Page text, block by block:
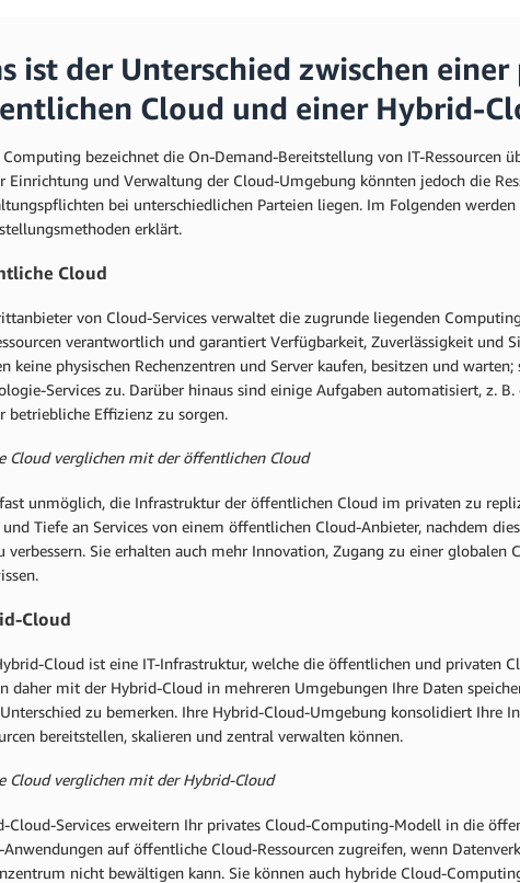
ist der Unterschied zwischen
Cloud und einer Hybrid-
Computing bezeichnet die On-Demand-Bereitstellung von IT-Ressourcen
Einrichtung und Verwaltung der Cloud-Umgebung könnten jedoch die
bei unterschiedlichen Parteien liegen. Im Folgenden
erklärt.
Cloud
von Cloud-Services verwaltet die zugrunde liegenden
verantwortlich und garantiert Verfügbarkeit, Zuverlässigkeit und
keine physischen Rechenzentren und Server kaufen, besitzen und
Services zu. Darüber hinaus sind einige Aufgaben automatisiert, z.
betriebliche Effizienz zu sorgen.
Cloud verglichen mit der öffentlichen Cloud
unmöglich, die Infrastruktur der öffentlichen Cloud im privaten zu
und Tiefe an Services von einem öffentlichen Cloud-Anbieter, nachdem
verbessern. Sie erhalten auch mehr Innovation, Zugang zu einer
Cloud
Cloud ist eine IT-Infrastruktur, welche die öffentlichen und privaten
daher mit der Hybrid-Cloud in mehreren Umgebungen Ihre Daten
zu bemerken. Ihre Hybrid-Cloud-Umgebung konsolidiert Ihre
bereitstellen, skalieren und zentral verwalten können.
Cloud verglichen mit der Hybrid-Cloud
Cloud-Services erweitern Ihr privates Cloud-Computing-Modell in die
Anwendungen auf öffentliche Cloud-Ressourcen zugreifen, wenn
nicht bewältigen kann. Sie können auch hybride Cloud-